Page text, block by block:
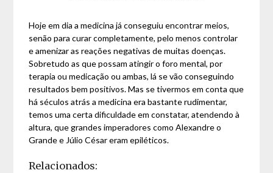
Hoje em dia a medicina já conseguiu encontrar meios,
senão para curar completamente, pelo menos controlar
e amenizar as reações negativas de muitas doenças.
Sobretudo as que possam atingir o foro mental, por
terapia ou medicação ou ambas, lá se vão conseguindo
resultados bem positivos. Mas se tivermos em conta que
há séculos atrás a medicina era bastante rudimentar,
temos uma certa dificuldade em constatar, atendendo à
altura, que grandes imperadores como Alexandre o
Grande e Júlio César eram epiléticos.
Relacionados: